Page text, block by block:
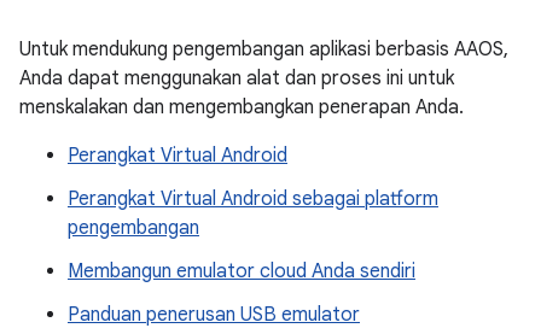
Untuk mendukung pengembangan aplikasi berbasis AAOS,
Anda dapat menggunakan alat dan proses ini untuk
menskalakan dan mengembangkan penerapan Anda.
Perangkat Virtual Android
Perangkat Virtual Android sebagai platform
pengembangan
Membangun emulator cloud Anda sendiri
Panduan penerusan USB emulator